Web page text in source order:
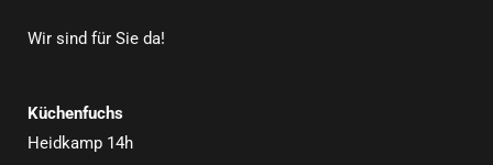
Wir sind für Sie da!
Küchenfuchs
Heidkamp 14h